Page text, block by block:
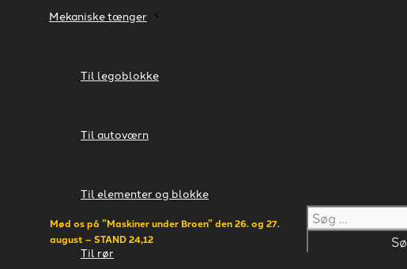
Mød os på ”Maskiner under Broen” den 26. og 27.
august – STAND 24,12
Søg
efter:
Mekaniske tænger
Til legoblokke
Til autoværn
Til elementer og blokke
Til rør